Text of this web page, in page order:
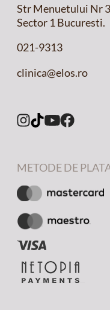
Str Menuetului Nr 3
Sector 1 Bucuresti.
021-9313
clinica@elos.ro
METODE DE